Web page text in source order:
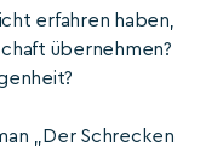
erfahren haben,
übernehmen?
„Der Schrecken